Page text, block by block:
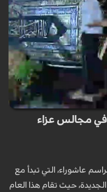
في مجالس عزاء
عاشوراء، التي تبدأ مع
حيث تقام هذا العام